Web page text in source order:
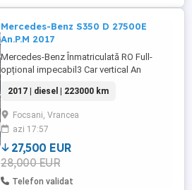
Mercedes-Benz S350 D 27500E
An.P.M 2017
Mercedes-Benz Înmatriculată RO Full-
opțional impecabil3 Car vertical An
automata cu 9 rapoarte (9G-Tronic)
Inmatriculat in Romania Masina este
disponibila pentru verificare testare in
orice reprezentanta sau service autorizat.
Pachet AMG - Exterior Stopuri ...
2017 | diesel | 223000 km
Focsani, Vrancea
azi 17:57
27,500 EUR
28,000 EUR
Telefon validat